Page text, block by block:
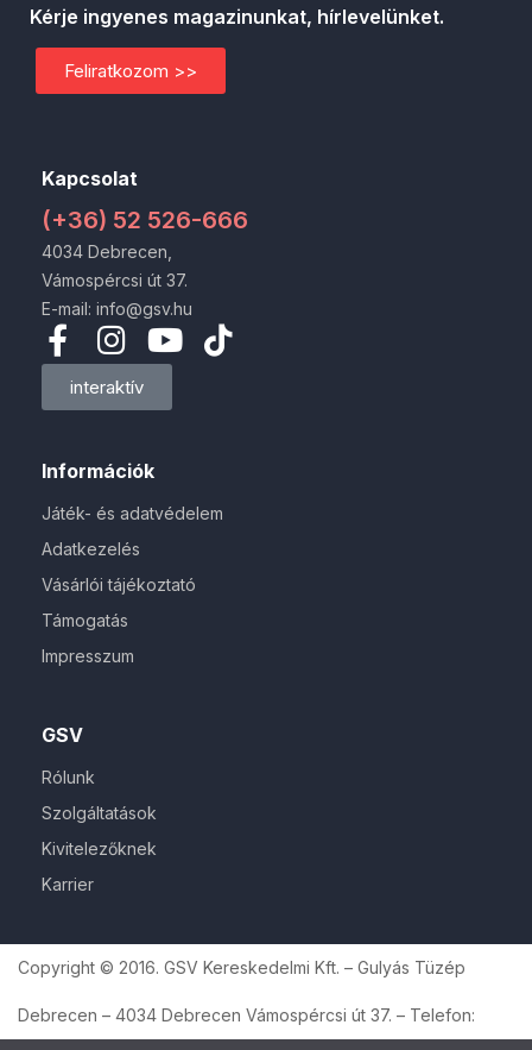
GSV
Rólunk
Szolgáltatások
Kivitelezőknek
Karrier
Információk
Játék- és adatvédelem
Adatkezelés
Vásárlói tájékoztató
Támogatás
Impresszum
Kapcsolat
(+36) 52 526-666
4034 Debrecen,
Vámospércsi út 37.
E-mail: info@gsv.hu
interaktív
Kérje ingyenes magazinunkat, hírlevelünket.
Feliratkozom >>
Copyright © 2016. GSV Kereskedelmi Kft. – Gulyás Tüzép
Debrecen – 4034 Debrecen Vámospércsi út 37. – Telefon: